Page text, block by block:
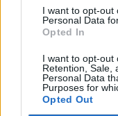
I want to opt-out
Personal Data
Opted In
I want to opt-out
Retention, Sale,
Personal Data
Purposes for
Opted Out
(España)
Calendario
Calendario